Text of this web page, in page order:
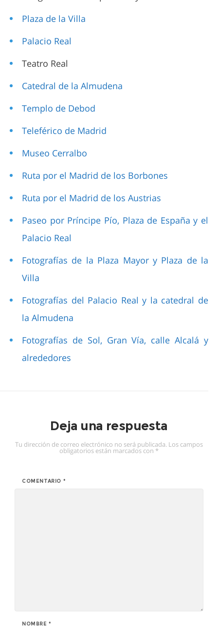
Plaza de la Villa
Palacio Real
Teatro Real
Catedral de la Almudena
Templo de Debod
Teleférico de Madrid
Museo Cerralbo
Ruta por el Madrid de los Borbones
Ruta por el Madrid de los Austrias
Paseo por Príncipe Pío, Plaza de España y el
Palacio Real
Fotografías de la Plaza Mayor y Plaza de la
Villa
Fotografías del Palacio Real y la catedral de
la Almudena
Fotografías de Sol, Gran Vía, calle Alcalá y
alrededores
Deja una respuesta
Tu dirección de correo electrónico no será publicada. Los campos
obligatorios están marcados con *
COMENTARIO *
NOMBRE*